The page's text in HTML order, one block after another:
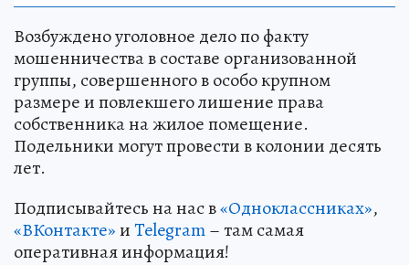
Возбуждено уголовное дело по факту
мошенничества в составе организованной
группы, совершенного в особо крупном
размере и повлекшего лишение права
собственника на жилое помещение.
Подельники могут провести в колонии десять
лет.
Подписывайтесь на нас в«Одноклассниках»,
«ВКонтакте»иTelegram– там самая
оперативная информация!